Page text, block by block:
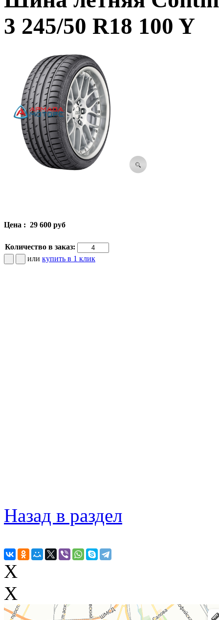
3 245/50 R18 100 Y
Цена : 29 600 руб
Количество в заказ:
или купить в 1 клик
Назад в раздел
X
X